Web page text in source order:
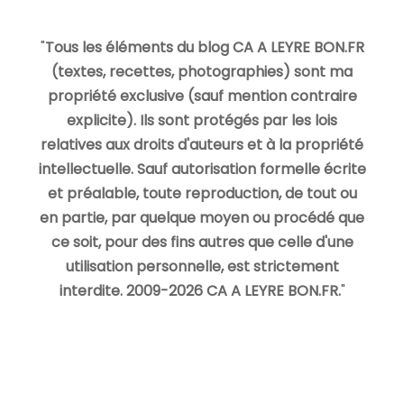
"Tous les éléments du blog CA A LEYRE BON.FR
(textes, recettes, photographies) sont ma
propriété exclusive (sauf mention contraire
explicite). Ils sont protégés par les lois
relatives aux droits d'auteurs et à la propriété
intellectuelle. Sauf autorisation formelle écrite
et préalable, toute reproduction, de tout ou
en partie, par quelque moyen ou procédé que
ce soit, pour des fins autres que celle d'une
utilisation personnelle, est strictement
interdite. 2009-2026 CA A LEYRE BON.FR."